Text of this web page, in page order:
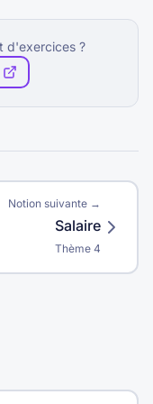
d'exercices ?
Notion suivante →
Salaire
Thème 4